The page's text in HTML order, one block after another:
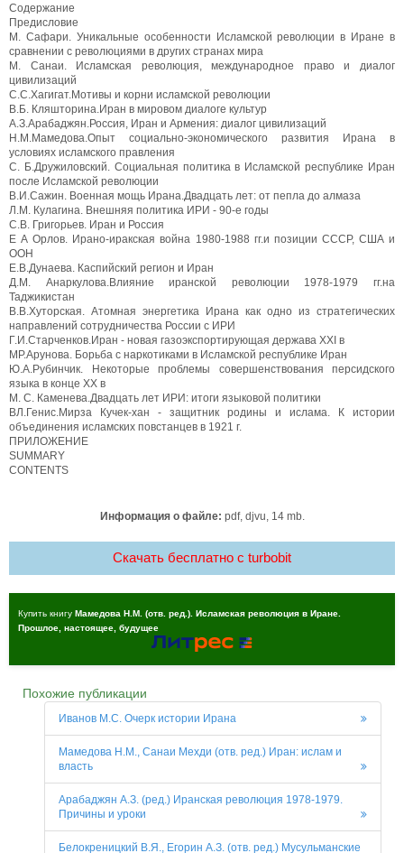
Содержание
Предисловие
М. Сафари. Уникальные особенности Исламской революции в Иране в
сравнении с революциями в других странах мира
М. Санаи. Исламская революция, международное право и диалог
цивилизаций
С.С.Хагигат.Мотивы и корни исламской революции
B.Б. Кляшторина.Иран в мировом диалоге культур
A.З.Арабаджян.Россия, Иран и Армения: диалог цивилизаций
Н.М.Мамедова.Опыт социально-экономического развития Ирана в
условиях исламского правления
C. Б.Дружиловский. Социальная политика в Исламской республике Иран
после Исламской революции
B.И.Сажин. Военная мощь Ирана.Двадцать лет: от пепла до алмаза
Л.М. Кулагина. Внешняя политика ИРИ - 90-е годы
C.В. Григорьев. Иран и Россия
Е А Орлов. Ирано-иракская война 1980-1988 гг.и позиции СССР, США и
ООН
Е.В.Дунаева. Каспийский регион и Иран
Д.М. Анаркулова.Влияние иранской революции 1978-1979 гг.на
Таджикистан
В.В.Хуторская. Атомная энергетика Ирана как одно из стратегических
направлений сотрудничества России с ИРИ
Г.И.Старченков.Иран - новая газоэкспортирующая держава XXI в
МР.Арунова. Борьба с наркотиками в Исламской республике Иран
Ю.А.Рубинчик. Некоторые проблемы совершенствования персидского
языка в конце XX в
М. С. Каменева.Двадцать лет ИРИ: итоги языковой политики
ВЛ.Генис.Мирза Кучек-хан - защитник родины и ислама. К истории
объединения исламских повстанцев в 1921 г.
ПРИЛОЖЕНИЕ
SUMMARY
CONTENTS
Информация о файле: pdf, djvu, 14 mb.
Скачать бесплатно c turbobit
Купить книгу Мамедова Н.М. (отв. ред.). Исламская революция в Иране.
Прошлое, настоящее, будущее
Похожие публикации
Иванов М.С. Очерк истории Ирана
Мамедова Н.М., Санаи Мехди (отв. ред.) Иран: ислам и
власть
Арабаджян А.З. (ред.) Иранская революция 1978-1979.
Причины и уроки
Белокреницкий В.Я., Егорин А.З. (отв. ред.) Мусульманские